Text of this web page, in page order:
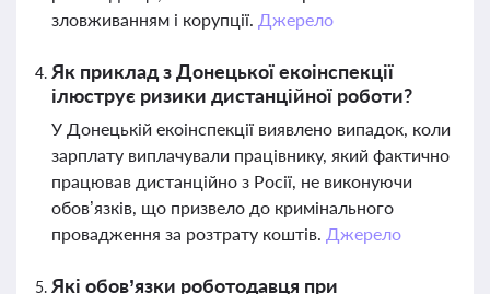
зловживанням і корупції. Джерело
Як приклад з Донецької екоінспекції
ілюструє ризики дистанційної роботи?
У Донецькій екоінспекції виявлено випадок, коли
зарплату виплачували працівнику, який фактично
працював дистанційно з Росії, не виконуючи
обов’язків, що призвело до кримінального
провадження за розтрату коштів. Джерело
Які обов’язки роботодавця при